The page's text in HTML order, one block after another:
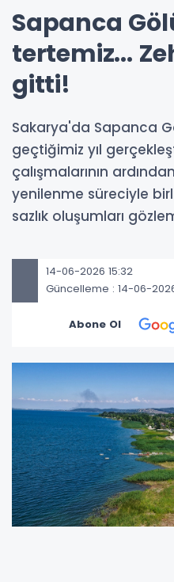
Sapanca
tertemiz...
gitti!
Sakarya'da Sapanca
geçtiğimiz yıl
çalışmalarının
yenilenme süreciyle
sazlık oluşumları
14-06-2026 15:32
Güncelleme : 14-06-
Abone Ol